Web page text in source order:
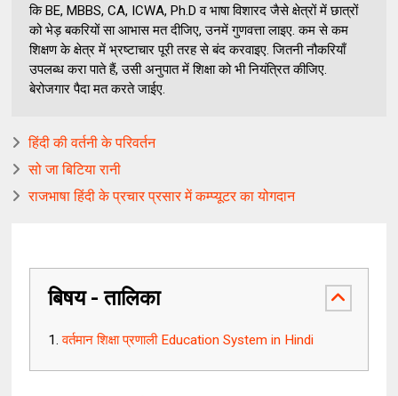
कि BE, MBBS, CA, ICWA, Ph.D व भाषा विशारद जैसे क्षेत्रों में छात्रों
को भेड़ बकरियों सा आभास मत दीजिए, उनमें गुणवत्ता लाइए. कम से कम
शिक्षण के क्षेत्र में भ्रष्टाचार पूरी तरह से बंद करवाइए. जितनी नौकरियाँ
उपलब्ध करा पाते हैं, उसी अनुपात में शिक्षा को भी नियंत्रित कीजिए.
बेरोजगार पैदा मत करते जाईए.
हिंदी की वर्तनी के परिवर्तन
सो जा बिटिया रानी
राजभाषा हिंदी के प्रचार प्रसार में कम्प्यूटर का योगदान
बिषय - तालिका
वर्तमान शिक्षा प्रणाली Education System in Hindi